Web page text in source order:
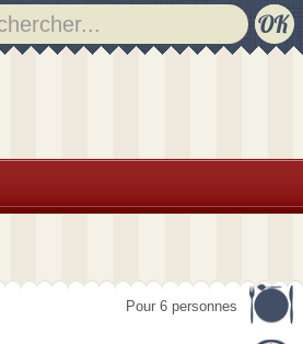
Pour 6 personnes